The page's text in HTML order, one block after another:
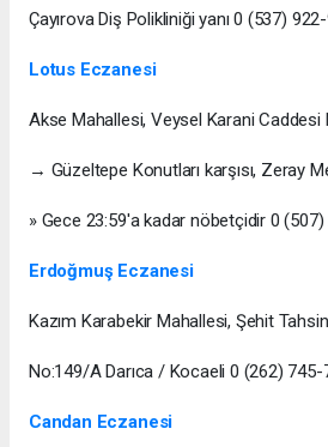
Çayırova Diş Polikliniği yanı 0 (537)
Lotus Eczanesi
Akse Mahallesi, Veysel Karani Caddesi
→ Güzeltepe Konutları karşısı, Zeray
» Gece 23:59'a kadar nöbetçidir 0
Erdoğmuş Eczanesi
Kazım Karabekir Mahallesi, Şehit
No:149/A Darıca / Kocaeli 0 (262) 745-
Candan Eczanesi